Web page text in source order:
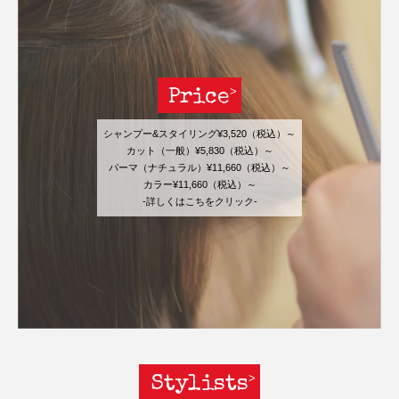
Price
シャンプー&スタイリング¥3,520（税込）～
カット（一般）¥5,830（税込）～
パーマ（ナチュラル）¥11,660（税込）～
カラー¥11,660（税込）～
-詳しくはこちをクリック-
Stylists